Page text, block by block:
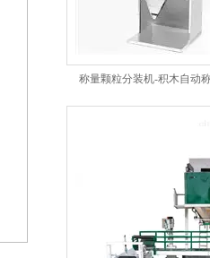
称量颗粒分装机-积木自动